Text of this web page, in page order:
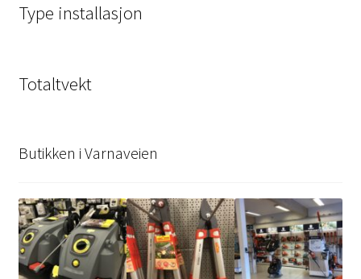
Type installasjon
Totaltvekt
Butikken i Varnaveien